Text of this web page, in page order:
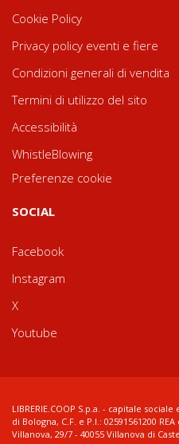
Cookie Policy
Privacy policy eventi e fiere
Condizioni generali di vendita
Termini di utilizzo del sito
Accessibilità
WhistleBlowing
Preferenze cookie
SOCIAL
Facebook
Instagram
X
Youtube
LIBRERIE.COOP S.p.a. - capitale
di Bologna, C.F. e P.I.: 02591561200
Villanova, 29/7 - 40055 Villanova di